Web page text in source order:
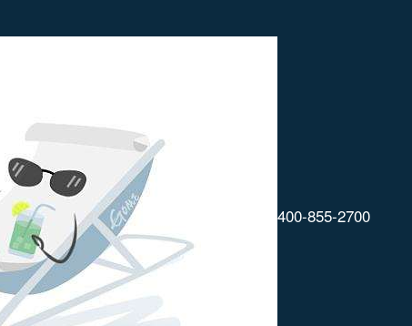
400-855-2700